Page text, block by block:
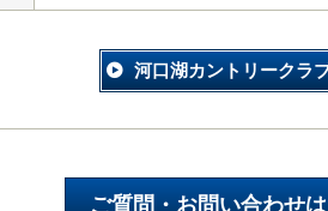
河口湖カントリークラ